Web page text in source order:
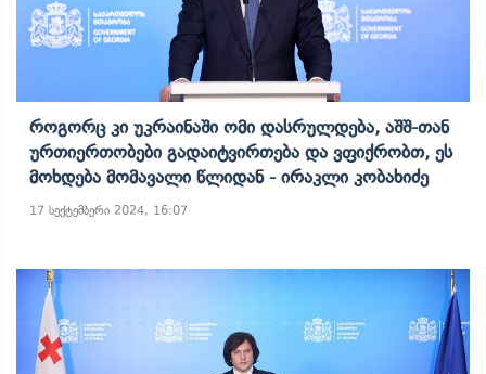
Როგორც Კი Უკრაინაში Ომი Დასრულდება, Აშშ-Თან
Ურთიერთობები Გადაიტვირთება Და Ვფიქრობთ, Ეს
Მოხდება Მომავალი Წლიდან - Ირაკლი Კობახიძე
17 სექტემბერი 2024, 16:07